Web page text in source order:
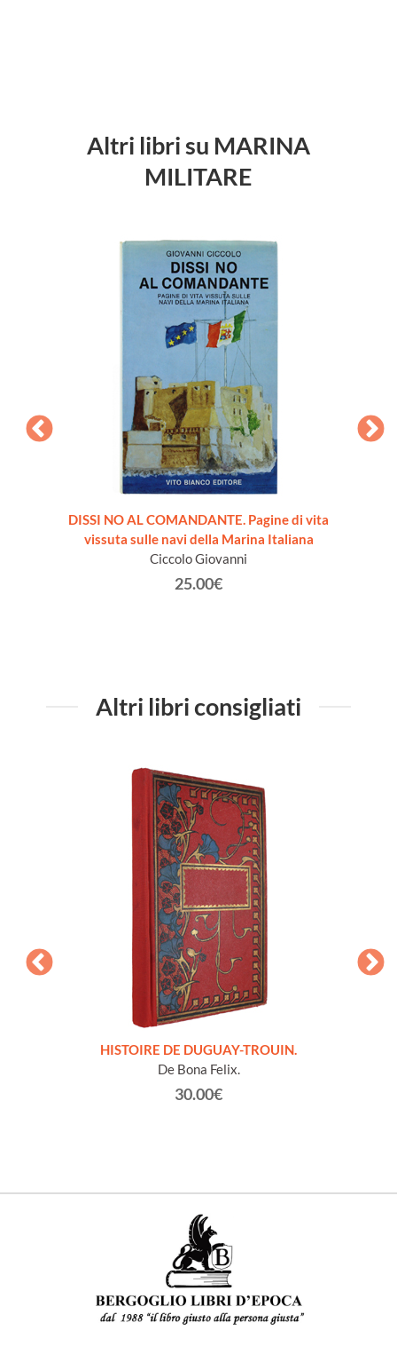
Altri libri su MARINA
MILITARE
DISSI NO AL COMANDANTE. Pagine di vita
vissuta sulle navi della Marina Italiana
Ciccolo Giovanni
25.00€
Altri libri consigliati
HISTOIRE DE DUGUAY-TROUIN.
De Bona Felix.
30.00€